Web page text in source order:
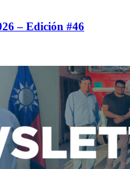
– Edición #46